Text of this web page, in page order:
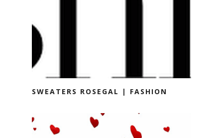
SWEATERS ROSEGAL | FASHION